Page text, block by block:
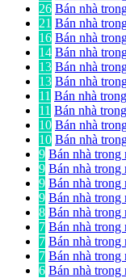
26 Bán nhà
21 Bán nhà
16 Bán nhà
14 Bán nhà
13 Bán nhà
13 Bán nhà
11 Bán nhà
11 Bán nhà
10 Bán nhà
10 Bán nhà
9 Bán nhà
9 Bán nhà trong
9 Bán nhà trong
9 Bán nhà trong
8 Bán nhà
7 Bán nhà trong
7 Bán nhà trong
7 Bán nhà
6 Bán nhà trong